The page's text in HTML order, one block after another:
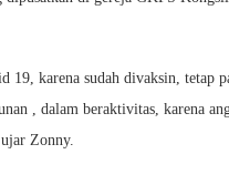
19, karena sudah divaksin, tetap
, dalam beraktivitas, karena
Zonny.